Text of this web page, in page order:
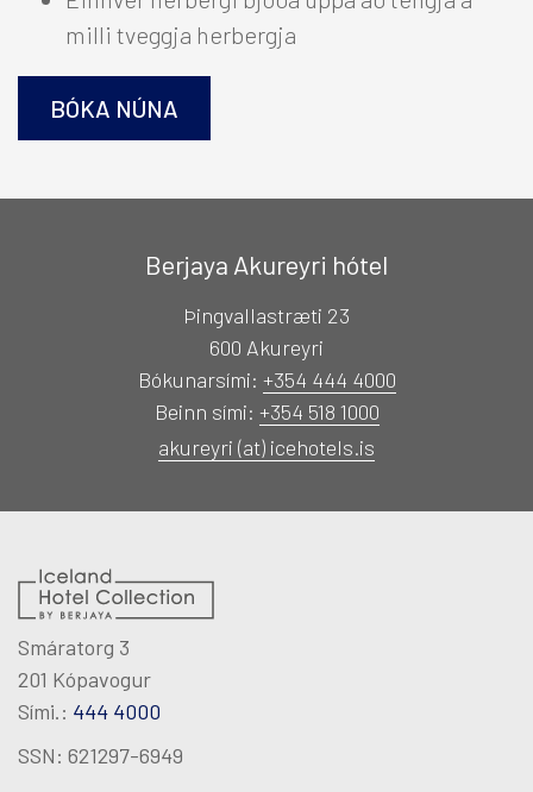
Suðurland
TILBOÐ
VEITINGASTAÐIR
HEILSULINDIR
GJAFABRÉF
FUNDIR & VIÐBURÐIR
milli tveggja herbergja
BÓKA NÚNA
Berjaya Akureyri hótel
Þingvallastræti 23
600 Akureyri
Bókunarsími: +354 444 4000
Beinn sími: +354 518 1000
akureyri (at) icehotels.is
Smáratorg 3
201 Kópavogur
Sími.: 444 4000
SSN: 621297-6949